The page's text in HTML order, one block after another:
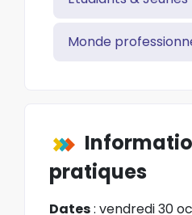
Monde
pratiques
Dates: vendredi30